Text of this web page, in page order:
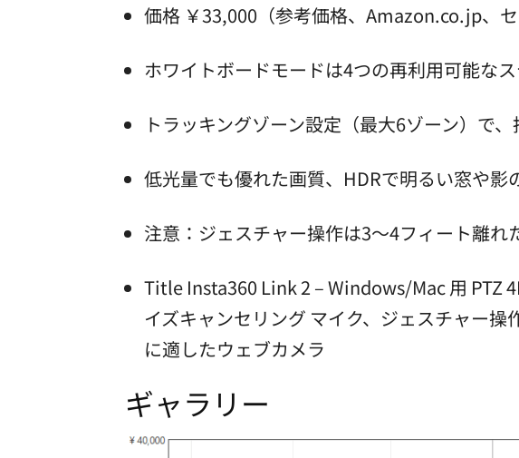
価格 ￥33,000（参考価格、Amazon.co.jp、
ホワイトボードモードは4つの再利用可能な
トラッキングゾーン設定（最大6ゾーン）で
低光量でも優れた画質、HDRで明るい窓や影
注意：ジェスチャー操作は3～4フィート離れ
Title Insta360 Link 2 – Windows/Mac 用 PTZ
イズキャンセリング マイク、ジェスチャー
に適したウェブカメラ
ギャラリー